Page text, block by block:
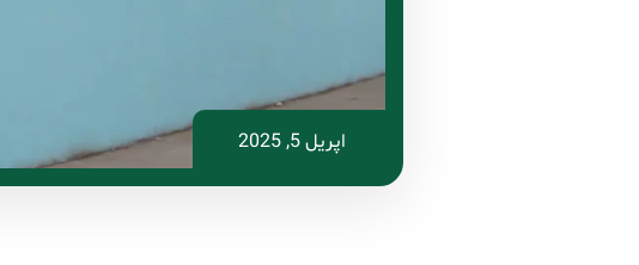
اپریل 5, 2025